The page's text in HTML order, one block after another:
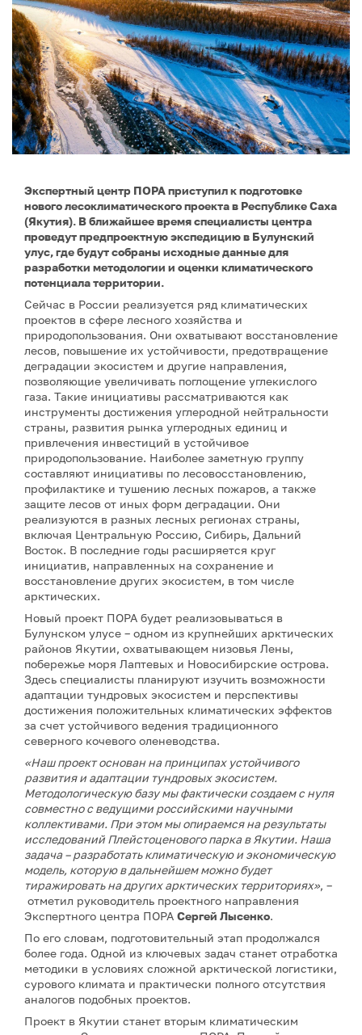
Экспертный центр ПОРА приступил к подготовке
нового лесоклиматического проекта в Республике Саха
(Якутия). В ближайшее время специалисты центра
проведут предпроектную экспедицию в Булунский
улус, где будут собраны исходные данные для
разработки методологии и оценки климатического
потенциала территории.
Сейчас в России реализуется ряд климатических
проектов в сфере лесного хозяйства и
природопользования. Они охватывают восстановление
лесов, повышение их устойчивости, предотвращение
деградации экосистем и другие направления,
позволяющие увеличивать поглощение углекислого
газа. Такие инициативы рассматриваются как
инструменты достижения углеродной нейтральности
страны, развития рынка углеродных единиц и
привлечения инвестиций в устойчивое
природопользование. Наиболее заметную группу
составляют инициативы по лесовосстановлению,
профилактике и тушению лесных пожаров, а также
защите лесов от иных форм деградации. Они
реализуются в разных лесных регионах страны,
включая Центральную Россию, Сибирь, Дальний
Восток. В последние годы расширяется круг
инициатив, направленных на сохранение и
восстановление других экосистем, в том числе
арктических.
Новый проект ПОРА будет реализовываться в
Булунском улусе – одном из крупнейших арктических
районов Якутии, охватывающем низовья Лены,
побережье моря Лаптевых и Новосибирские острова.
Здесь специалисты планируют изучить возможности
адаптации тундровых экосистем и перспективы
достижения положительных климатических эффектов
за счет устойчивого ведения традиционного
северного кочевого оленеводства.
«Наш проект основан на принципах устойчивого
развития и адаптации тундровых экосистем.
Методологическую базу мы фактически создаем с нуля
совместно с ведущими российскими научными
коллективами. При этом мы опираемся на результаты
исследований Плейстоценового парка в Якутии. Наша
задача – разработать климатическую и экономическую
модель, которую в дальнейшем можно будет
тиражировать на других арктических территориях», –
отметил руководитель проектного направления
Экспертного центра ПОРА Сергей Лысенко.
По его словам, подготовительный этап продолжался
более года. Одной из ключевых задач станет отработка
методики в условиях сложной арктической логистики,
сурового климата и практически полного отсутствия
аналогов подобных проектов.
Проект в Якутии станет вторым климатическим